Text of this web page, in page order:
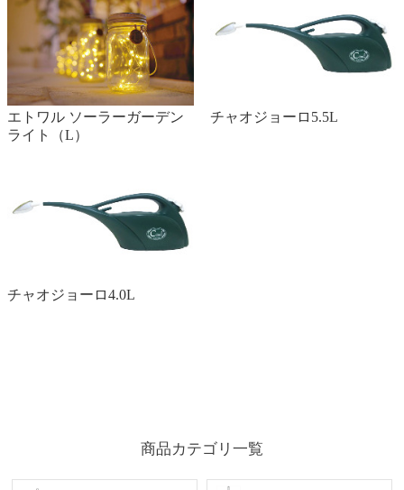
エトワル ソーラーガーデン
ライト（L）
チャオジョーロ5.5L
チャオジョーロ4.0L
商品カテゴリ一覧